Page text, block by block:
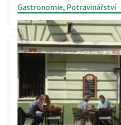
Gastronomie, Potravinářství